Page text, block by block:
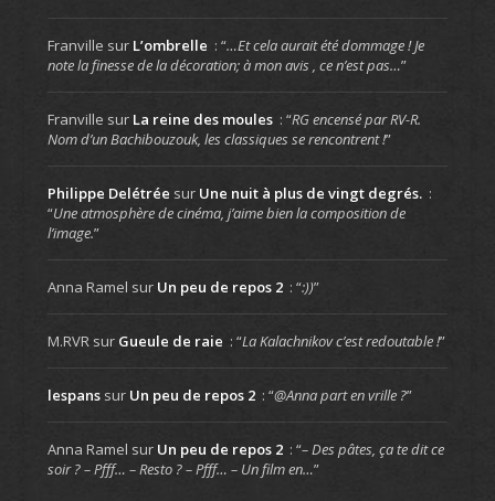
Franville sur L’ombrelle : “…Et cela aurait été dommage ! Je
note la finesse de la décoration; à mon avis , ce n’est pas…”
Franville sur La reine des moules : “RG encensé par RV-R.
Nom d’un Bachibouzouk, les classiques se rencontrent !”
Philippe Delétrée sur Une nuit à plus de vingt degrés. :
“Une atmosphère de cinéma, j’aime bien la composition de
l’image.”
Anna Ramel sur Un peu de repos 2 : “:))”
M.RVRsur Gueule de raie : “La Kalachnikov c’est redoutable !”
lespanssur Un peu de repos 2 : “@Anna part en vrille ?”
Anna Ramel sur Un peu de repos 2 : “– Des pâtes, ça te dit ce
soir ? – Pfff… – Resto ? – Pfff… – Un film en…”